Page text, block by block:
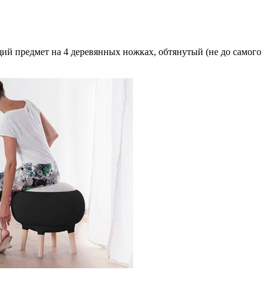
предмет на 4 деревянных ножках, обтянутый (не до самого